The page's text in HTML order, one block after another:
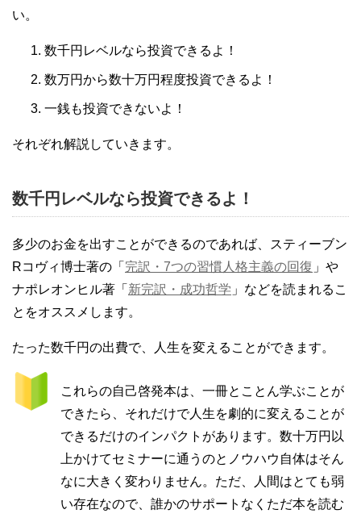
い。
数千円レベルなら投資できるよ！
数万円から数十万円程度投資できるよ！
一銭も投資できないよ！
それぞれ解説していきます。
数千円レベルなら投資できるよ！
多少のお金を出すことができるのであれば、スティーブン
Rコヴィ博士著の「 完訳・7つの習慣人格主義の回復 」や
ナポレオンヒル著「 新完訳・成功哲学 」などを読まれるこ
とをオススメします。
たった数千円の出費で、人生を変えることができます。
これらの自己啓発本は、一冊とことん学ぶことが
できたら、それだけで人生を劇的に変えることが
できるだけのインパクトがあります。数十万円以
上かけてセミナーに通うのとノウハウ自体はそん
なに大きく変わりません。ただ、人間はとても弱
い存在なので、誰かのサポートなくただ本を読む